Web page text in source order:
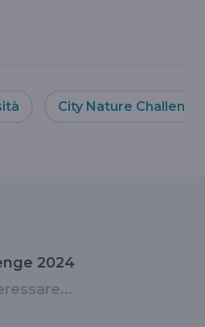
City Nature Challenge
2024